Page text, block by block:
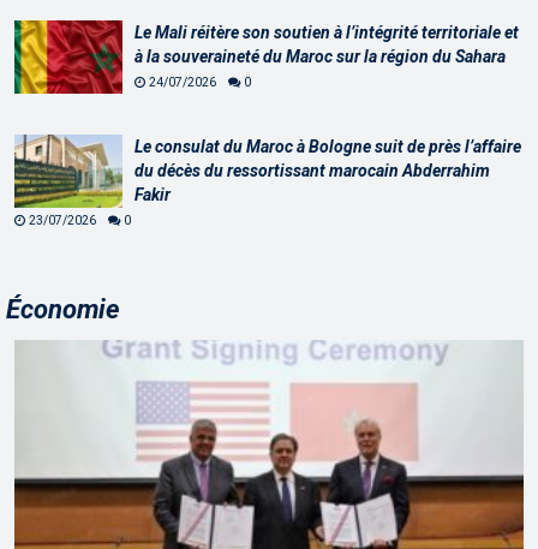
Le Mali réitère son soutien à l’intégrité territoriale et
à la souveraineté du Maroc sur la région du Sahara
24/07/2026 0
Le consulat du Maroc à Bologne suit de près l’affaire
du décès du ressortissant marocain Abderrahim
Fakir
23/07/2026 0
Économie